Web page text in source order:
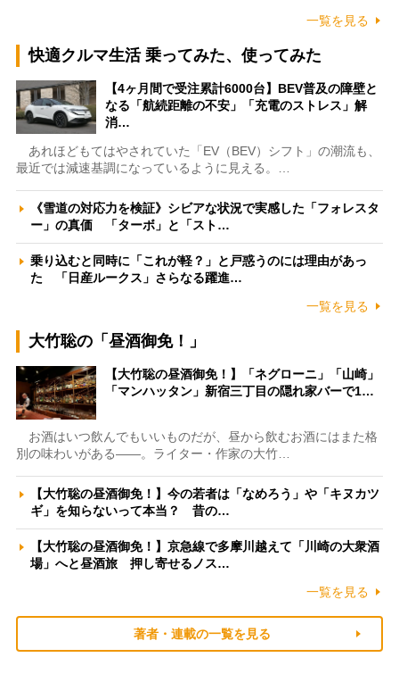
一覧を見る
快適クルマ生活 乗ってみた、使ってみた
【4ヶ月間で受注累計6000台】BEV普及の障壁と
なる「航続距離の不安」「充電のストレス」解
消…
あれほどもてはやされていた「EV（BEV）シフト」の潮流も、
最近では減速基調になっているように見える。…
《雪道の対応力を検証》シビアな状況で実感した「フォレスタ
ー」の真価 「ターボ」と「スト…
乗り込むと同時に「これが軽？」と戸惑うのには理由があっ
た 「日産ルークス」さらなる躍進…
一覧を見る
大竹聡の「昼酒御免！」
【大竹聡の昼酒御免！】「ネグローニ」「山崎」
「マンハッタン」新宿三丁目の隠れ家バーで1…
お酒はいつ飲んでもいいものだが、昼から飲むお酒にはまた格
別の味わいがある――。ライター・作家の大竹…
【大竹聡の昼酒御免！】今の若者は「なめろう」や「キヌカツ
ギ」を知らないって本当？ 昔の…
【大竹聡の昼酒御免！】京急線で多摩川越えて「川崎の大衆酒
場」へと昼酒旅 押し寄せるノス…
一覧を見る
著者・連載の一覧を見る